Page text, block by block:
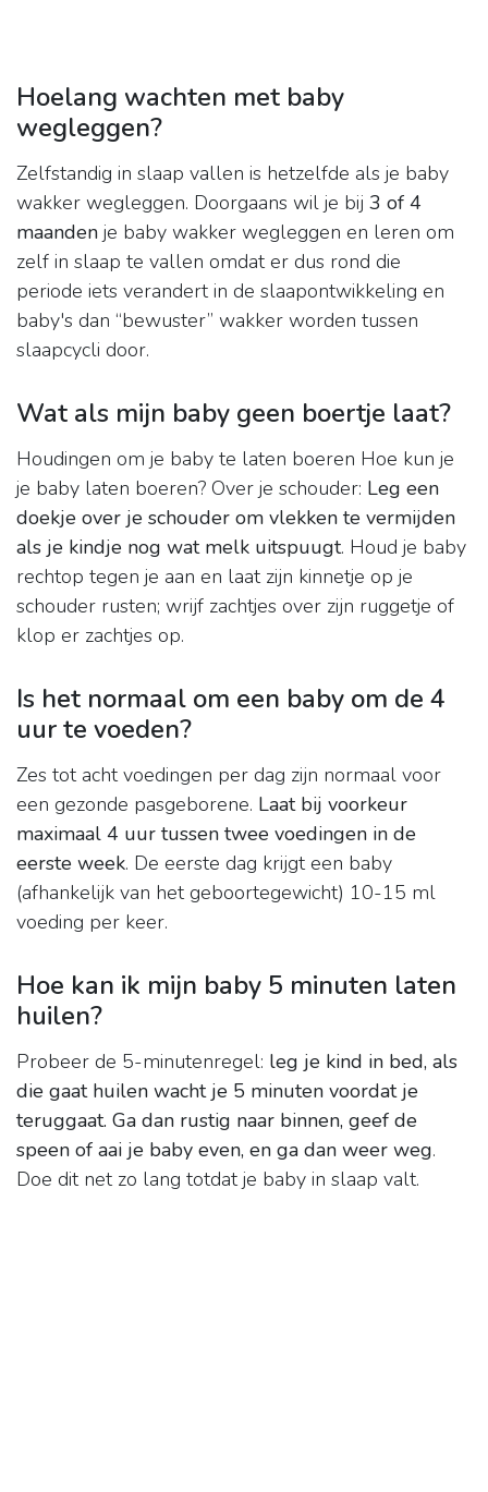
Hoelang wachten met baby
wegleggen?
Zelfstandig in slaap vallen is hetzelfde als je baby
wakker wegleggen. Doorgaans wil je bij 3 of 4
maanden je baby wakker wegleggen en leren om
zelf in slaap te vallen omdat er dus rond die
periode iets verandert in de slaapontwikkeling en
baby's dan “bewuster” wakker worden tussen
slaapcycli door.
Wat als mijn baby geen boertje laat?
Houdingen om je baby te laten boeren Hoe kun je
je baby laten boeren? Over je schouder: Leg een
doekje over je schouder om vlekken te vermijden
als je kindje nog wat melk uitspuugt. Houd je baby
rechtop tegen je aan en laat zijn kinnetje op je
schouder rusten; wrijf zachtjes over zijn ruggetje of
klop er zachtjes op.
Is het normaal om een baby om de 4
uur te voeden?
Zes tot acht voedingen per dag zijn normaal voor
een gezonde pasgeborene. Laat bij voorkeur
maximaal 4 uur tussen twee voedingen in de
eerste week. De eerste dag krijgt een baby
(afhankelijk van het geboortegewicht) 10-15 ml
voeding per keer.
Hoe kan ik mijn baby 5 minuten laten
huilen?
Probeer de 5-minutenregel: leg je kind in bed, als
die gaat huilen wacht je 5 minuten voordat je
teruggaat. Ga dan rustig naar binnen, geef de
speen of aai je baby even, en ga dan weer weg.
Doe dit net zo lang totdat je baby in slaap valt.